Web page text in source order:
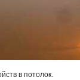
в потолок.